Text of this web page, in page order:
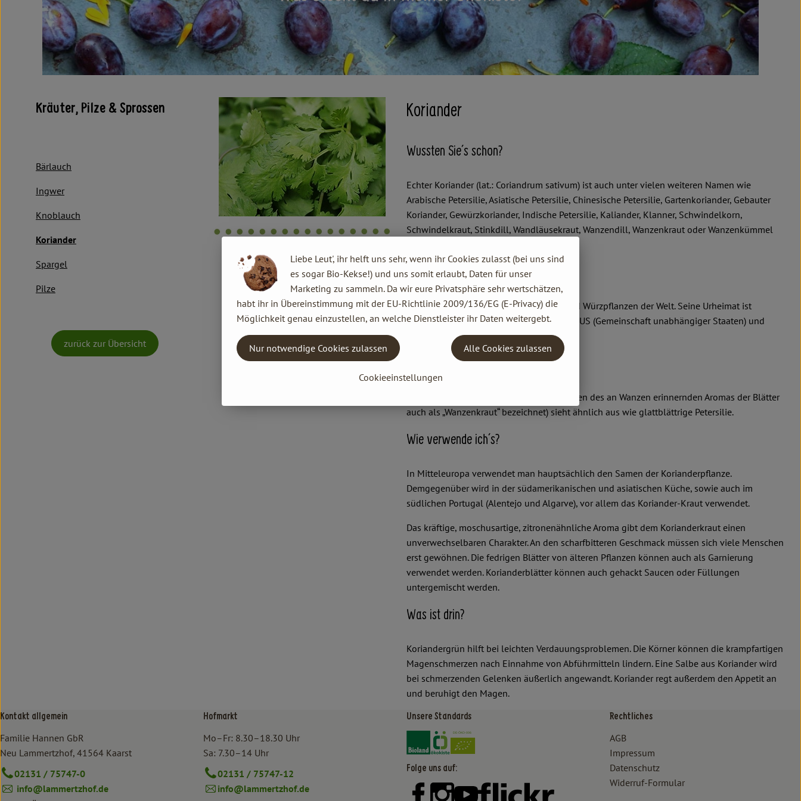
Kräuter, Pilze & Sprossen
Bärlauch
Ingwer
Knoblauch
Koriander
Spargel
Pilze
zurück zur Übersicht
Koriander
Wussten Sie´s schon?
Echter Koriander (lat.: Coriandrum sativum) ist auch unter vielen weiteren Namen wie
Arabische Petersilie, Asiatische Petersilie, Chinesische Petersilie, Gartenkoriander, Gebauter
Koriander, Gewürzkoriander, Indische Petersilie, Kaliander, Klanner, Schwindelkorn,
Schwindelkraut, Stinkdill, Wandläusekraut, Wanzendill, Wanzenkraut oder Wanzenkümmel
Wo kommt´s her?
Koriander gehört zu den ältesten Heil- und Würzpflanzen der Welt. Seine Urheimat ist
Nordafrika, Osteuropa, einige Länder der GUS (Gemeinschaft unabhängiger Staaten) und
Argentinien.
Wie sieht´s aus?
Frisches Korianderkraut (gelegentlich wegen des an Wanzen erinnernden Aromas der Blätter
auch als „Wanzenkraut“ bezeichnet) sieht ähnlich aus wie glattblättrige Petersilie.
Wie verwende ich´s?
In Mitteleuropa verwendet man hauptsächlich den Samen der Korianderpflanze.
Demgegenüber wird in der südamerikanischen und asiatischen Küche, sowie auch im
südlichen Portugal (Alentejo und Algarve), vor allem das Koriander-Kraut verwendet.
Das kräftige, moschusartige, zitronenähnliche Aroma gibt dem Korianderkraut einen
unverwechselbaren Charakter. An den scharfbitteren Geschmack müssen sich viele Menschen
erst gewöhnen. Die fedrigen Blätter von älteren Pflanzen können auch als Garnierung
verwendet werden. Korianderblätter können auch gehackt Saucen oder Füllungen
untergemischt werden.
Was ist drin?
Koriandergrün hilft bei leichten Verdauungsproblemen. Die Körner können die krampfartigen
Magenschmerzen nach Einnahme von Abführmitteln lindern. Eine Salbe aus Koriander wird
bei schmerzenden Gelenken äußerlich angewandt. Koriander regt außerdem den Appetit an
und beruhigt den Magen.
Kontakt allgemein
Familie Hannen GbR
Neu Lammertzhof, 41564 Kaarst
02131 / 75747-0
info@lammertzhof.de
Hofmarkt
Mo–Fr: 8.30–18.30 Uhr
Sa: 7.30–14 Uhr
02131 / 75747-12
info@lammertzhof.de
Unsere Standards
Externer Link zu https://www.bioland.de/verbraucher
Externer Link zu https://www.oekokiste.de/
Folge uns auf:
Externer Link zu https://www.facebook.com/lammertzhof/
Externer Link zu https://www.instagram.com/lammertzhof/
Externer Link zu https://www.youtube.com/channel/
Externer Link zu https://www.flickr.com/photos/
Rechtliches
AGB
Impressum
Datenschutz
Widerruf-Formular
Liebe Leut', ihr helft uns sehr, wenn ihr Cookies zulasst (bei uns sind
es sogar Bio-Kekse!) und uns somit erlaubt, Daten für unser
Marketing zu sammeln. Da wir eure Privatsphäre sehr wertschätzen,
habt ihr in Übereinstimmung mit der EU-Richtlinie 2009/136/EG (E-Privacy) die
Möglichkeit genau einzustellen, an welche Dienstleister ihr Daten weitergebt.
Cookieeinstellungen
Nur notwendige Cookies zulassen Alle Cookies zulassen